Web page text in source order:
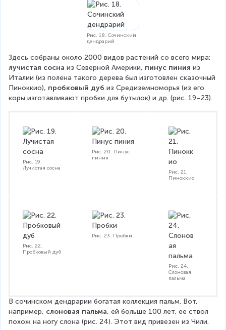
Рис. 18. Сочинский
дендрарий
Здесь собраны около 2000 видов растений со всего мира:
лучистая сосна из Северной Америки, пинус пиния из
Италии (из полена такого дерева был изготовлен сказочный
Пиноккио), пробковый дуб из Средиземноморья (из его
коры изготавливают пробки для бутылок) и др. (рис. 19–23).
Рис. 19.
Лучистая сосна
Рис. 20. Пинус
пиния
Рис. 21.
Пиноккио
Рис. 22.
Пробковый дуб
Рис. 23. Пробки
Рис. 24.
Слоновая
пальма
В сочинском дендрарии богатая коллекция пальм. Вот,
например, слоновая пальма, ей больше 100 лет, ее ствол
похож на ногу слона (рис. 24). Этот вид привезен из Чили.